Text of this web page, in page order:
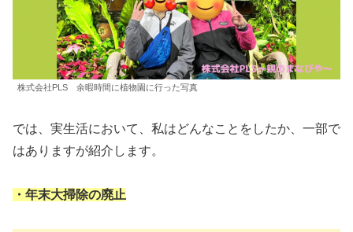
株式会社PLS 余暇時間に植物園に行った写真
では、実生活において、私はどんなことをしたか、一部で
はありますが紹介します。
・年末大掃除の廃止